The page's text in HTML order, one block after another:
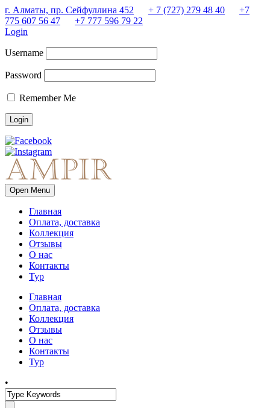
г. Алматы, пр. Сейфуллина 452 + 7 (727) 279 48 40
+7
775 607 56 47
+7 777 596 79 22
Login
Username
Password
Remember Me
Open Menu
Главная
Оплата, доставка
Коллекция
Отзывы
О нас
Контакты
Тур
Главная
Оплата, доставка
Коллекция
Отзывы
О нас
Контакты
Тур
•